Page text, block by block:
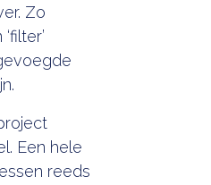
Zo
Een hele
reeds